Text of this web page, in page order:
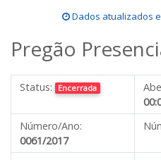
Dados atualizados
Pregão
Status: Encerrada
Número/Ano:
0061/2017